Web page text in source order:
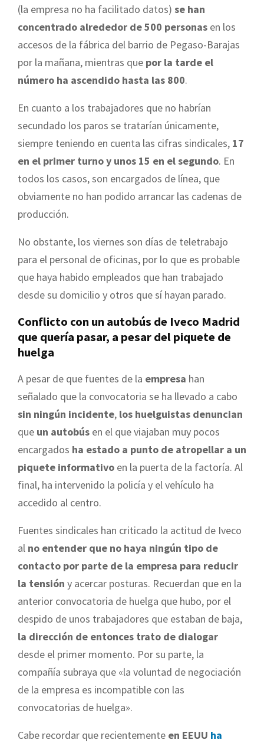
(la empresa no ha facilitado datos) se han
concentrado alrededor de 500 personas en los
accesos de la fábrica del barrio de Pegaso-Barajas
por la mañana, mientras que por la tarde el
número ha ascendido hasta las 800.
En cuanto a los trabajadores que no habrían
secundado los paros se tratarían únicamente,
siempre teniendo en cuenta las cifras sindicales, 17
en el primer turno y unos 15 en el segundo. En
todos los casos, son encargados de línea, que
obviamente no han podido arrancar las cadenas de
producción.
No obstante, los viernes son días de teletrabajo
para el personal de oficinas, por lo que es probable
que haya habido empleados que han trabajado
desde su domicilio y otros que sí hayan parado.
Conflicto con un autobús de Iveco Madrid
que quería pasar, a pesar del piquete de
huelga
A pesar de que fuentes de la empresa han
señalado que la convocatoria se ha llevado a cabo
sin ningún incidente, los huelguistas denuncian
que un autobús en el que viajaban muy pocos
encargados ha estado a punto de atropellar a un
piquete informativo en la puerta de la factoría. Al
final, ha intervenido la policía y el vehículo ha
accedido al centro.
Fuentes sindicales han criticado la actitud de Iveco
al no entender que no haya ningún tipo de
contacto por parte de la empresa para reducir
la tensión y acercar posturas. Recuerdan que en la
anterior convocatoria de huelga que hubo, por el
despido de unos trabajadores que estaban de baja,
la dirección de entonces trato de dialogar
desde el primer momento. Por su parte, la
compañía subraya que «la voluntad de negociación
de la empresa es incompatible con las
convocatorias de huelga».
Cabe recordar que recientemente en EEUU ha